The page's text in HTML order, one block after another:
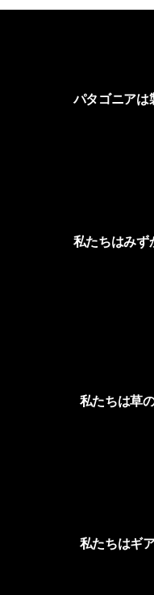
パタゴニアは
私たちはみず
私たちは草
私たちはギ